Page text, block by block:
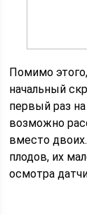
Помимо
начальный
первый раз
возможно
вместо
плодов, их
осмотра